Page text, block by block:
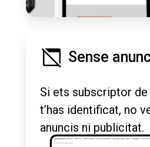
Sense
Si ets subscriptor de
t’has identificat, no
anuncis ni publicitat.